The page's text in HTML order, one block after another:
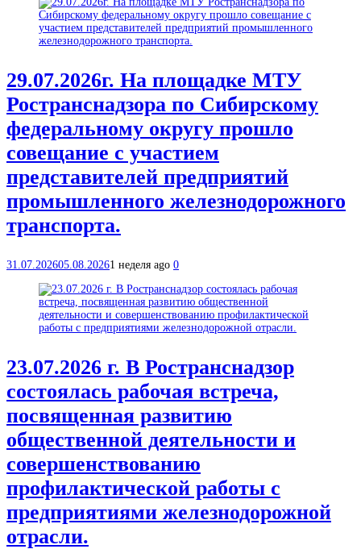
29.07.2026г. На площадке МТУ
Ространснадзора по Сибирскому
федеральному округу прошло
совещание с участием
представителей предприятий
промышленного железнодорожного
транспорта.
31.07.202605.08.20261 неделя ago 0
23.07.2026 г. В Ространснадзор
состоялась рабочая встреча,
посвященная развитию
общественной деятельности и
совершенствованию
профилактической работы с
предприятиями железнодорожной
отрасли.